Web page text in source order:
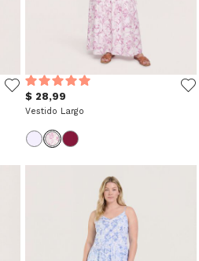
$ 28,99
Vestido Largo